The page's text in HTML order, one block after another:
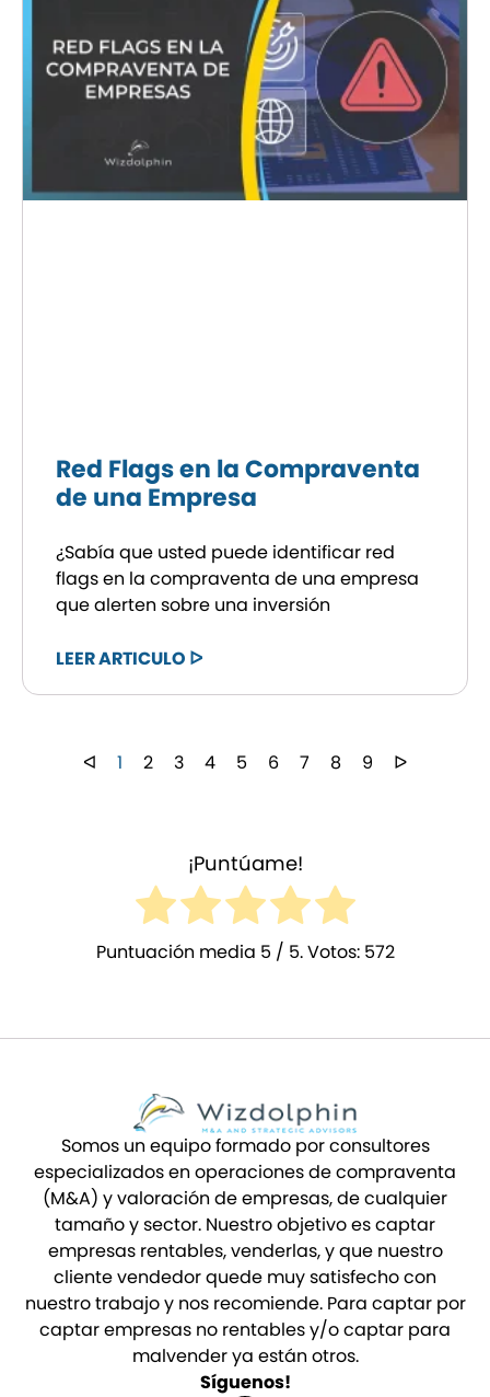
Red Flags en la Compraventa
de una Empresa
¿Sabía que usted puede identificar red
flags en la compraventa de una empresa
que alerten sobre una inversión
LEER ARTICULO ᐅ
ᐊ 1 2 3 4 5 6 7 8 9 ᐅ
¡Puntúame!
Puntuación media 5 / 5. Votos: 572
Somos un equipo formado por consultores
especializados en operaciones de compraventa
(M&A) y valoración de empresas, de cualquier
tamaño y sector. Nuestro objetivo es captar
empresas rentables, venderlas, y que nuestro
cliente vendedor quede muy satisfecho con
nuestro trabajo y nos recomiende. Para captar por
captar empresas no rentables y/o captar para
malvender ya están otros.
Síguenos!